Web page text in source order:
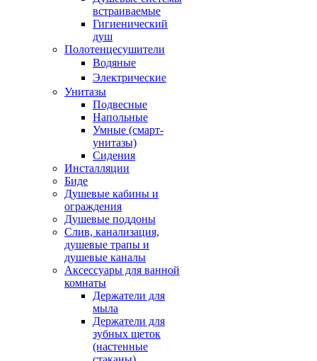
встраиваемые
Гигиенический
душ
Полотенцесушители
ㅤВодяные
ㅤЭлектрические
Унитазы
Подвесные
Напольные
Умные (смарт-
унитазы)
Сидения
Инсталляции
Биде
Душевые кабины и
ограждения
Душевые поддоны
Слив, канализация,
душевые трапы и
душевые каналы
Аксессуары для ванной
комнаты
Держатели для
мыла
Держатели для
зубных щеток
(настенные